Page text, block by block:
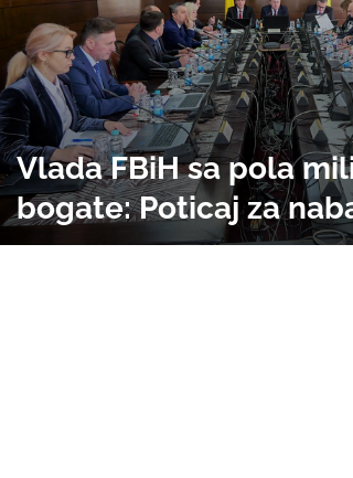
Vlada FBiH sa pola
bogate: Poticaj za
hibridnih automobila